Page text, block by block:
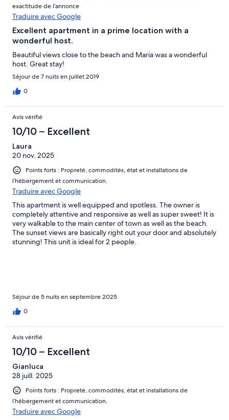
exactitude de l’annonce
Traduire avec Google
Excellent apartment in a prime location with a
wonderful host.
Beautiful views close to the beach and Maria was a wonderful
host. Great stay!
Séjour de 7 nuits en juillet 2019
0
Avis vérifié
10/10 – Excellent
Laura
20 nov. 2025
Points forts : Propreté, commodités, état et installations de
l’hébergement et communication.
Traduire avec Google
This apartment is well equipped and spotless. The owner is
completely attentive and responsive as well as super sweet! It is
very walkable to the main center of town as well as the beach.
The sunset views are basically right out your door and absolutely
stunning! This unit is ideal for 2 people.
Séjour de 5 nuits en septembre 2025
0
Avis vérifié
10/10 – Excellent
Gianluca
28 juill. 2025
Points forts : Propreté, commodités, état et installations de
l’hébergement et communication.
Traduire avec Google